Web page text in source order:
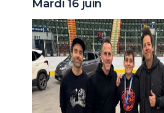
Mardi 16 juin